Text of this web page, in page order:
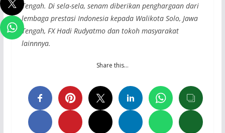
Tengah. Di sela-sela, senam diberikan penghargaan dari
lembaga prestasi Indonesia kepada Walikota Solo, Jawa
Tengah, FX Hadi Rudyatmo dan tokoh masyarakat
lainnnya.
Share this…